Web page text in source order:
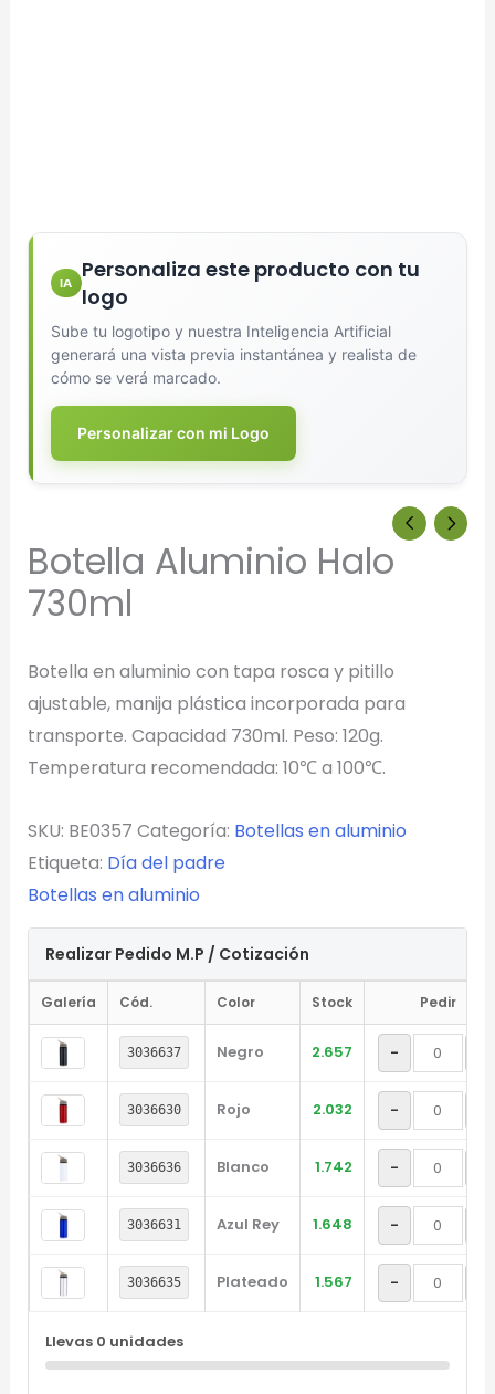
IA
Personaliza este producto con tu
logo
Sube tu logotipo y nuestra Inteligencia Artificial
generará una vista previa instantánea y realista de
cómo se verá marcado.
Personalizar con mi Logo
Arrastra y suelta tu logotipo aquí
o haz clic para explorar tus archivos
Formatos: PNG, JPG, SVG (Max. 5MB). Se recomienda fondo
transparente.
Una Tinta
Marcado en un solo color plano (ideal serigrafía/grabado).
Full Color
Conserva los colores originales de tu logotipo.
Generar Vista Previa con IA
Botella Aluminio Halo
730ml
Botella en aluminio con tapa rosca y pitillo
ajustable, manija plástica incorporada para
transporte. Capacidad 730ml. Peso: 120g.
Temperatura recomendada: 10℃ a 100℃.
SKU: BE0357 Categoría: Botellas en aluminio
Etiqueta: Día del padre
Botellas en aluminio
Realizar Pedido M.P / Cotización
Galería Cód. Color Stock Pedir
3036637 Negro 2.657 -
3036630 Rojo 2.032 -
3036636 Blanco 1.742 -
3036631 Azul Rey 1.648 -
3036635 Plateado 1.567 -
Llevas 0 unidades